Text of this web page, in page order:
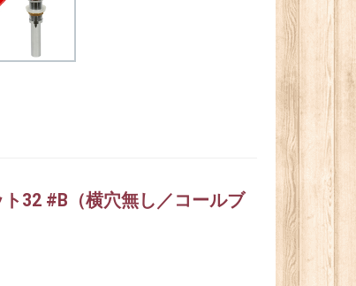
32 #B（横穴無し／コールブ